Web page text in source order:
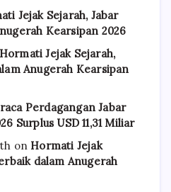
Jejak Sejarah, Jabar
Kearsipan 2026
Hormati Jejak Sejarah,
Anugerah Kearsipan
Perdagangan Jabar
Surplus USD 11,31 Miliar
on Hormati Jejak
dalam Anugerah